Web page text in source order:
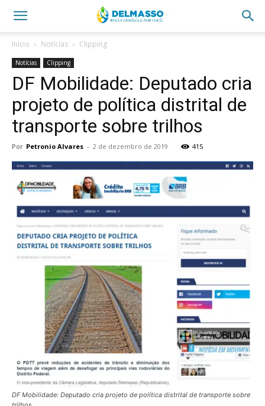
Início Notícias Clipping
Notícias Clipping
DF Mobilidade: Deputado cria
projeto de política distrital de
transporte sobre trilhos
Por Petronio Alvares - 2 de dezembro de 2019 415
DF Mobilidade: Deputado cria projeto de política distrital de transporte sobre